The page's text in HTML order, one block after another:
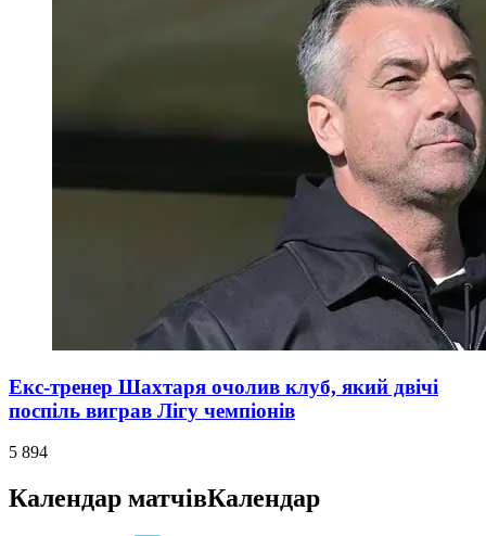
Екс-тренер Шахтаря очолив клуб, який двічі
поспіль виграв Лігу чемпіонів
5 894
Календар матчівКалендар